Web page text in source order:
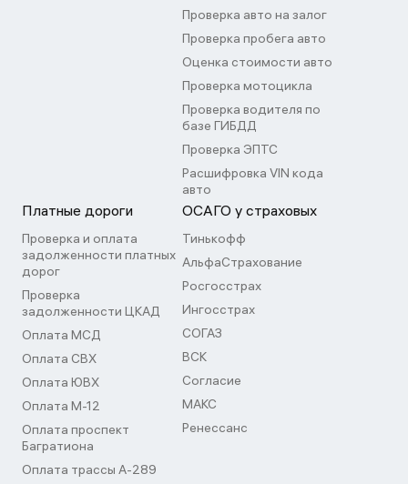
Проверка авто на залог
Проверка пробега авто
Оценка стоимости авто
Проверка мотоцикла
Проверка водителя по
базе ГИБДД
Проверка ЭПТС
Расшифровка VIN кода
авто
Платные дороги
Проверка и оплата
задолженности платных
дорог
Проверка
задолженности ЦКАД
Оплата МСД
Оплата СВХ
Оплата ЮВХ
Оплата М-12
Оплата проспект
Багратиона
Оплата трассы А-289
ОСАГО у страховых
Тинькофф
АльфаСтрахование
Росгосстрах
Ингосстрах
СОГАЗ
ВСК
Согласие
МАКС
Ренессанс